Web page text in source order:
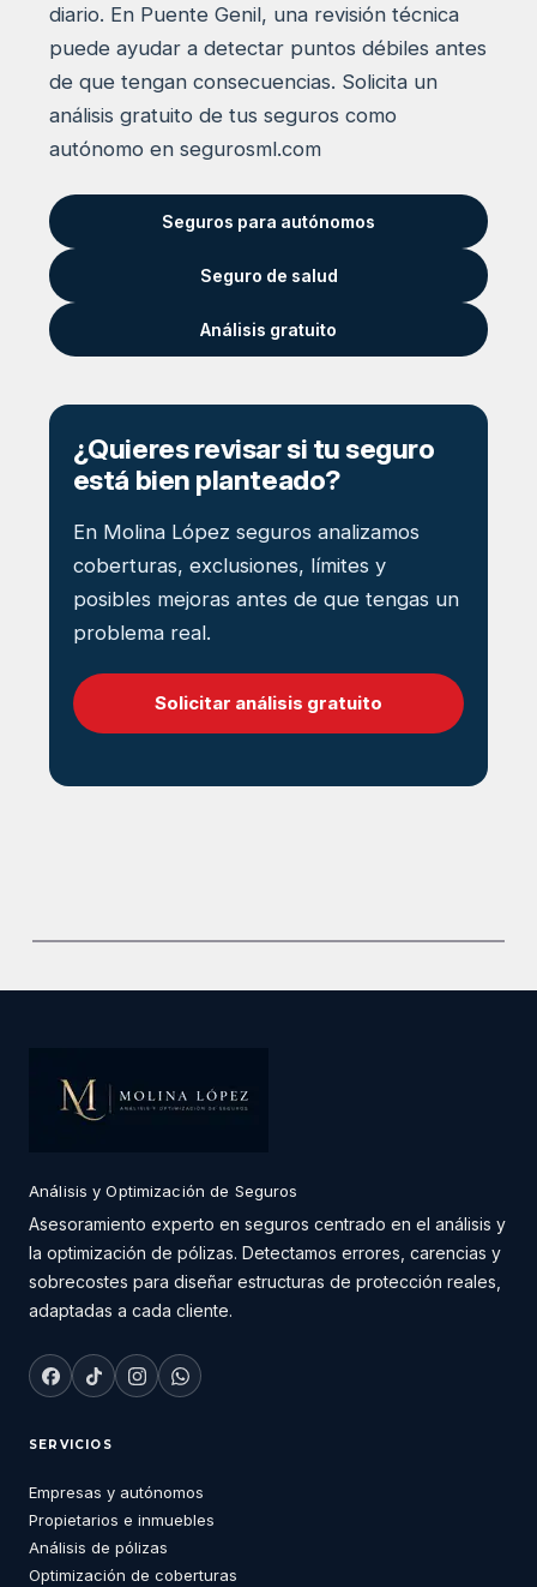
diario. En Puente Genil, una revisión técnica
puede ayudar a detectar puntos débiles antes
de que tengan consecuencias. Solicita un
análisis gratuito de tus seguros como
autónomo en segurosml.com
Seguros para autónomos
Seguro de salud
Análisis gratuito
¿Quieres revisar si tu seguro
está bien planteado?
En Molina López seguros analizamos
coberturas, exclusiones, límites y
posibles mejoras antes de que tengas un
problema real.
Solicitar análisis gratuito
Análisis y Optimización de Seguros
Asesoramiento experto en seguros centrado en el análisis y
la optimización de pólizas. Detectamos errores, carencias y
sobrecostes para diseñar estructuras de protección reales,
adaptadas a cada cliente.
SERVICIOS
Empresas y autónomos
Propietarios e inmuebles
Análisis de pólizas
Optimización de coberturas